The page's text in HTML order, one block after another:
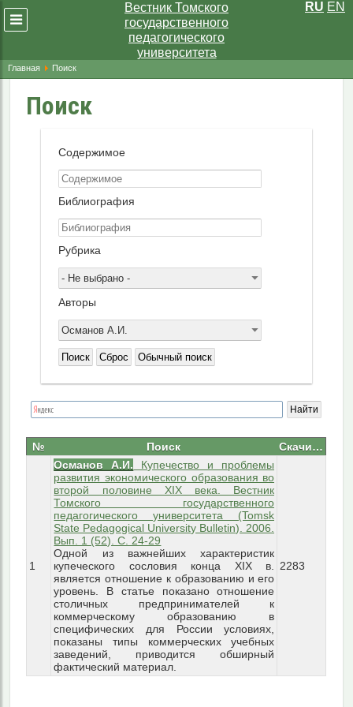
Вестник Томского
государственного
педагогического
университета
Развернуть
меню
RU EN
Главная Поиск
Поиск
Содержимое
Библиография
Рубрика
- Не выбрано -
Авторы
Османов А.И.
Поиск Сброс Обычный поиск
№ Поиск Скачиваний
1
Османов А.И. Купечество и проблемы
развития экономического образования во
второй половине XIX века. Вестник
Томского государственного
педагогического университета (Tomsk
State Pedagogical University Bulletin). 2006.
Вып. 1 (52). С. 24-29
Одной из важнейших характеристик
купеческого сословия конца XIX в.
является отношение к образованию и его
уровень. В статье показано отношение
столичных предпринимателей к
коммерческому образованию в
специфических для России условиях,
показаны типы коммерческих учебных
заведений, приводится обширный
фактический материал.
2283